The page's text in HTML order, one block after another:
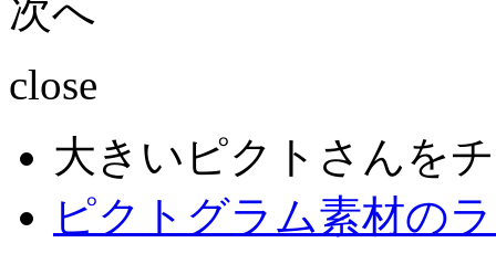
次へ
close
大きいピクトさんを
ピクトグラム素材の